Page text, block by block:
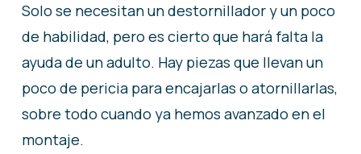
Solo se necesitan un destornillador y un poco
de habilidad, pero es cierto que hará falta la
ayuda de un adulto. Hay piezas que llevan un
poco de pericia para encajarlas o atornillarlas,
sobre todo cuando ya hemos avanzado en el
montaje.